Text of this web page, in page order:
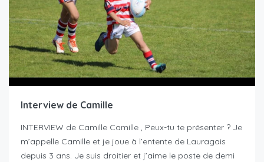
Interview de Camille
INTERVIEW de Camille Camille , Peux-tu te présenter ? Je
m’appelle Camille et je joue à l’entente de Lauragais
depuis 3 ans. Je suis droitier et j’aime le poste de demi